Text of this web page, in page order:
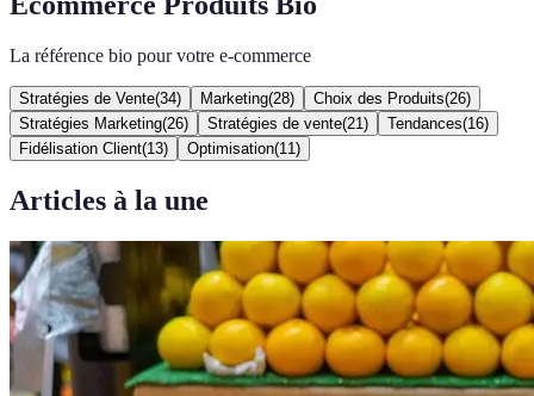
La référence bio pour votre e-commerce
Stratégies de Vente(34) Marketing(28) Choix des Produits(26)
Stratégies Marketing(26) Stratégies de vente(21 ) Tendances(16)
Fidélisation Client(13) Optimisation(11 )
Articles à la une